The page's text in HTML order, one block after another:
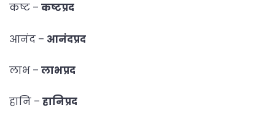
कष्ट – कष्टप्रद
आनंद – आनंदप्रद
लाभ – लाभप्रद
हानि – हानिप्रद